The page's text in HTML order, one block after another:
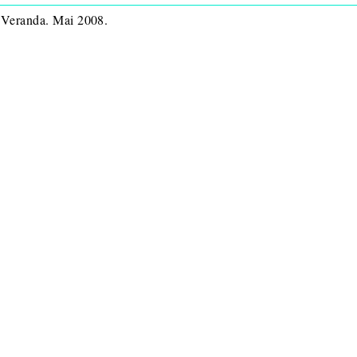
Mai 2008.